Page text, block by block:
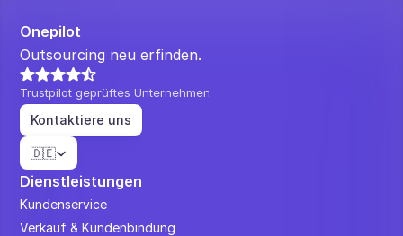
Onepilot
Outsourcing neu erfinden.
Trustpilot geprüftes Unternehmen
Kontaktiere uns
Select Language
🇩🇪
Dienstleistungen
Kundenservice
Verkauf & Kundenbindung